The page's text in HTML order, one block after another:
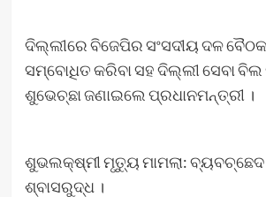
ଦିଲ୍ଲୀରେ ବିଜେପିର ସଂସଦୀୟ ଦଳ ବୈଠକ
ସମ୍ବୋଧିତ କରିବା ସହ ଦିଲ୍ଲୀ ସେବା ବିଲ
ଶୁଭେଚ୍ଛା ଜଣାଇଲେ ପ୍ରଧାନମନ୍ତ୍ରୀ ।
ଶୁଭଲକ୍ଷ୍ମୀ ମୃତ୍ୟୁ ମାମଲା: ବ୍ୟବଚ୍ଛେଦ
ଶ୍ବାସରୁଦ୍ଧ ।